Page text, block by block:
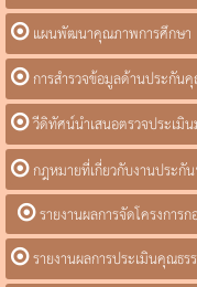
แผนพัฒนาคุณภาพการศึกษา
การสำรวจข้อมูลด้านประกัน
วีดิทัศน์นำเสนอตรวจประเมิ
กฎหมายที่เกี่ยวกับงานประกั
รายงานผลการจัดโครงการ
รายงานผลการประเมินคุณธร